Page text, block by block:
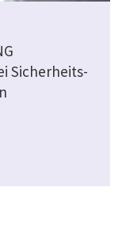
Sicherheits-